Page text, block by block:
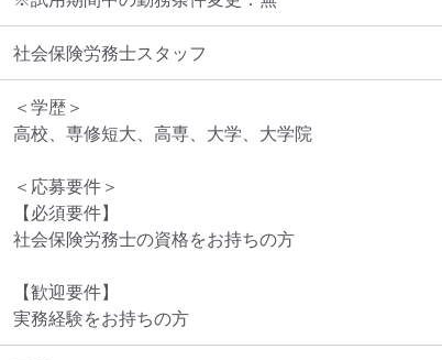
社会保険労務士スタッフ
＜学歴＞
高校、専修短大、高専、大学、大学院
＜応募要件＞
【必須要件】
社会保険労務士の資格をお持ちの方
【歓迎要件】
実務経験をお持ちの方